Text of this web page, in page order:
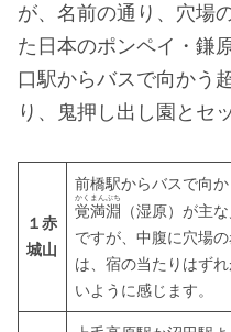
が、名前の通り、穴場
た日本のポンペイ・鎌
口駅からバスで向かう
り、鬼押し出し園とセ
１赤
城山
前橋駅からバスで向
覚満淵
かくまんぶち
（湿原）が主
ですが、中腹に穴場
は、宿の当たりはず
いように感じます。